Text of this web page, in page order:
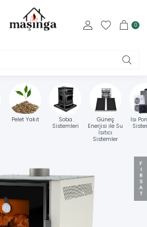
0
Pelet Yakıt
Soba
Sistemleri
Güneş
Enerjisi ile Su
Isıtıcı
Sistemler
Isı
FIRSAT